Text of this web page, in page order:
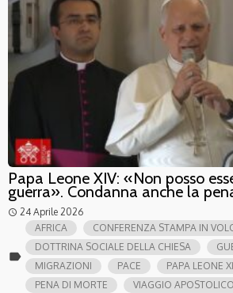
Papa Leone XIV: «Non posso
guerra». Condanna anche la
access_time 24 Aprile 2026
label
AFRICA
CONFERENZA STAMPA IN
DOTTRINA SOCIALE DELLA CHIESA
MIGRAZIONI
PACE
PAPA LEONE
PENA DI MORTE
VIAGGIO APOSTOLICO